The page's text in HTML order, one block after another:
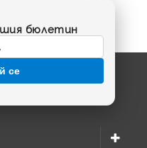
бюлетин
се